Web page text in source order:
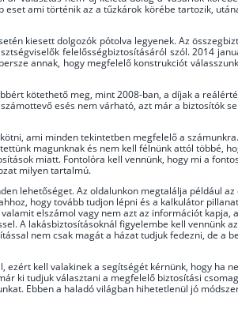
ami történik az a tűzkárok körébe tartozik,
kiesett dolgozók pótolva legyenek. Az
felelősségbiztosításáról szól. 2014
annak, hogy megfelelő konstrukciót
kötethető meg, mint 2008-ban, a díjak a
esés nem várható, azt már a biztosítók
ami minden tekintetben megfelelő a számunkra.
magunknak és nem kell félnünk attól többé,
miatt. Fontolóra kell vennünk, hogy mi a
milyen tartalmú.
lehetőséget. Az oldalunkon megtalálja például az
hogy tovább tudjon lépni és a kalkulátor
elszámol vagy nem azt az információt kapja,
A lakásbiztosításoknál figyelembe kell vennünk
nem csak magát a házat tudjuk fedezni, de a
kell valakinek a segítségét kérnünk, hogy ha
ki tudjuk választani a megfelelő biztosítási
Ebben a haladó világban hihetetlenül jó